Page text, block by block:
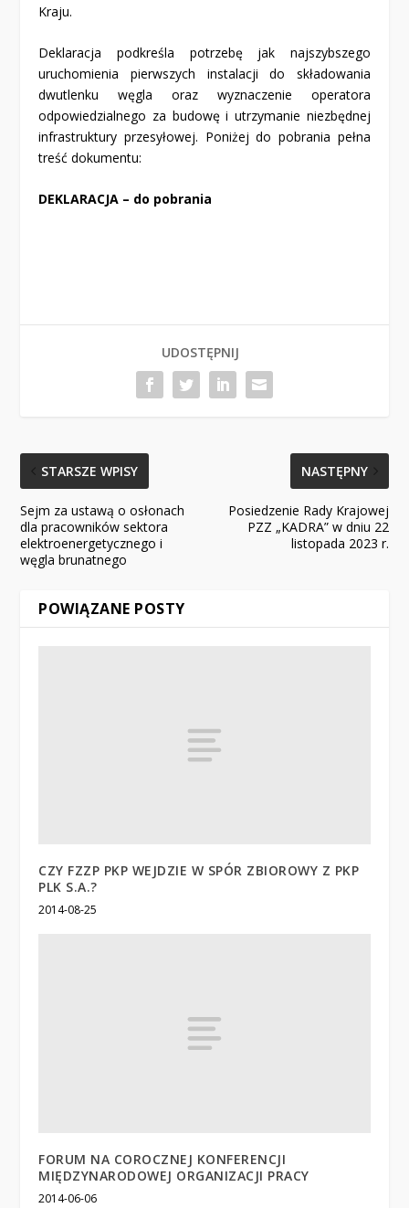
Kraju.
Deklaracja podkreśla potrzebę jak najszybszego
uruchomienia pierwszych instalacji do składowania
dwutlenku węgla oraz wyznaczenie operatora
odpowiedzialnego za budowę i utrzymanie niezbędnej
infrastruktury przesyłowej. Poniżej do pobrania pełna
treść dokumentu:
DEKLARACJA – do pobrania
UDOSTĘPNIJ
STARSZE WPISY
Sejm za ustawą o osłonach
dla pracowników sektora
elektroenergetycznego i
węgla brunatnego
NASTĘPNY
Posiedzenie Rady Krajowej
PZZ „KADRA” w dniu 22
listopada 2023 r.
POWIĄZANE POSTY
CZY FZZP PKP WEJDZIE W SPÓR ZBIOROWY Z PKP
PLK S.A.?
2014-08-25
FORUM NA COROCZNEJ KONFERENCJI
MIĘDZYNARODOWEJ ORGANIZACJI PRACY
2014-06-06